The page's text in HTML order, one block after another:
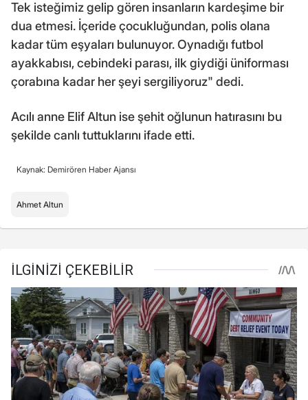
Tek isteğimiz gelip gören insanların kardeşime bir
dua etmesi. İçeride çocukluğundan, polis olana
kadar tüm eşyaları bulunuyor. Oynadığı futbol
ayakkabısı, cebindeki parası, ilk giydiği üniforması
çorabına kadar her şeyi sergiliyoruz" dedi.
Acılı anne Elif Altun ise şehit oğlunun hatırasını bu
şekilde canlı tuttuklarını ifade etti.
Kaynak: Demirören Haber Ajansı
Ahmet Altun